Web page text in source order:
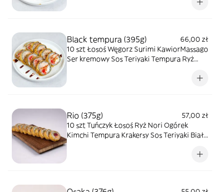
Black tempura (395g)
66,00 zł
10 szt Łosoś Węgorz Surimi KawiorMassago
Ser kremowy Sos Teriyaki Tempura Ryż
Rio (375g)
57,00 zł
10 szt Tuńczyk Łosoś Ryż Nori Ogórek
Kimchi Tempura Krakersy Sos Teriyaki Biały